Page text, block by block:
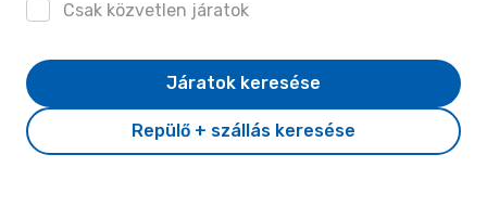
Csak közvetlen járatok
Repülő + szállás keresése
Járatok keresése